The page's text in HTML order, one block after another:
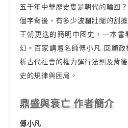
五千年中華歷史隻是朝代的輪回
個字背後，有多少波瀾壯闊的割
王朝更迭的簡明中國史，一本書
幻。百家講壇名師傅小凡 回顧
析古代社會的權力運行法則及背
史的規律與困局。
鼎盛與衰亡 作者簡介
傅小凡